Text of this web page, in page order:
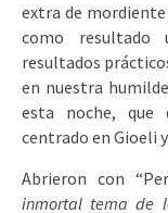
extra de mordiente
como resultado
resultados
en nuestra
esta noche, que
centrado en Gioeli
Abrieron con
inmortal tema de